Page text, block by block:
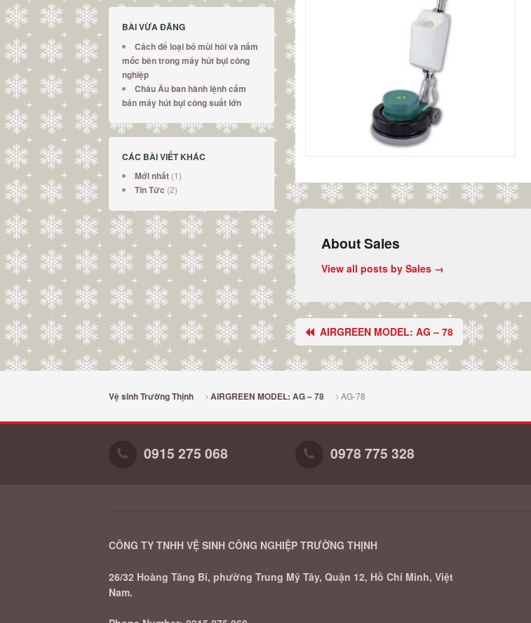
About Sales
View all posts by Sales →
AIRGREEN MODEL: AG – 78
BÀI VỪA ĐĂNG
Cách để loại bỏ mùi hôi và nấm
mốc bên trong máy hút bụi công
nghiệp
Châu Âu ban hành lệnh cấm
bán máy hút bụi công suất lớn
CÁC BÀI VIẾT KHÁC
Mới nhất (1)
Tin Tức (2)
Vệ sinh Trường Thịnh AIRGREEN MODEL: AG – 78 AG-78
0915 275 068 0978 775 328
CÔNG TY TNHH VỆ SINH CÔNG NGHIỆP TRƯỜNG THỊNH
26/32 Hoàng Tăng Bí, phường Trung Mỹ Tây, Quận 12, Hồ Chí Minh, Việt
Nam.